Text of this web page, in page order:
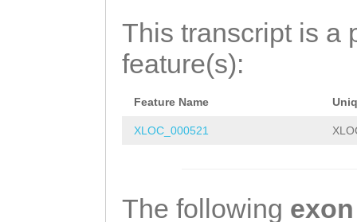
This transcript is a
feature(s):
Feature Name
XLOC_000521
The following exon